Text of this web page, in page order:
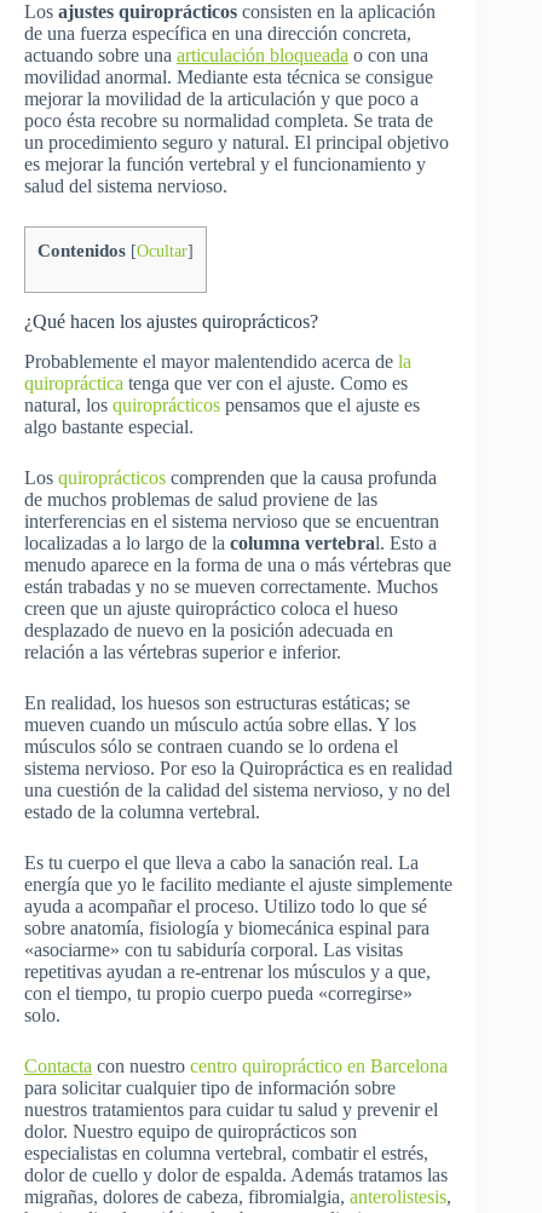
Los ajustes quiroprácticos consisten en la aplicación
de una fuerza específica en una dirección concreta,
actuando sobre una articulación bloqueada o con una
movilidad anormal. Mediante esta técnica se consigue
mejorar la movilidad de la articulación y que poco a
poco ésta recobre su normalidad completa. Se trata de
un procedimiento seguro y natural. El principal objetivo
es mejorar la función vertebral y el funcionamiento y
salud del sistema nervioso.
Contenidos [Ocultar]
¿Qué hacen los ajustes quiroprácticos?
Probablemente el mayor malentendido acerca de la
quiropráctica tenga que ver con el ajuste. Como es
natural, los quiroprácticos pensamos que el ajuste es
algo bastante especial.
Los quiroprácticos comprenden que la causa profunda
de muchos problemas de salud proviene de las
interferencias en el sistema nervioso que se encuentran
localizadas a lo largo de la columna vertebral. Esto a
menudo aparece en la forma de una o más vértebras que
están trabadas y no se mueven correctamente. Muchos
creen que un ajuste quiropráctico coloca el hueso
desplazado de nuevo en la posición adecuada en
relación a las vértebras superior e inferior.
En realidad, los huesos son estructuras estáticas; se
mueven cuando un músculo actúa sobre ellas. Y los
músculos sólo se contraen cuando se lo ordena el
sistema nervioso. Por eso la Quiropráctica es en realidad
una cuestión de la calidad del sistema nervioso, y no del
estado de la columna vertebral.
Es tu cuerpo el que lleva a cabo la sanación real. La
energía que yo le facilito mediante el ajuste simplemente
ayuda a acompañar el proceso. Utilizo todo lo que sé
sobre anatomía, fisiología y biomecánica espinal para
«asociarme» con tu sabiduría corporal. Las visitas
repetitivas ayudan a re-entrenar los músculos y a que,
con el tiempo, tu propio cuerpo pueda «corregirse»
solo.
Contacta con nuestro centro quiropráctico en Barcelona
para solicitar cualquier tipo de información sobre
nuestros tratamientos para cuidar tu salud y prevenir el
dolor. Nuestro equipo de quiroprácticos son
especialistas en columna vertebral, combatir el estrés,
dolor de cuello y dolor de espalda. Además tratamos las
migrañas, dolores de cabeza, fibromialgia, anterolistesis,